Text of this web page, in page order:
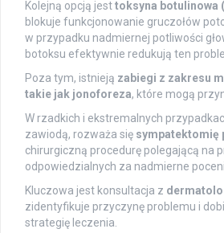
Kolejną opcją jesttoksyna botulinowa
blokuje funkcjonowanie gruczołów
w przypadku nadmiernej potliwości
botoksu efektywnie redukują ten
Poza tym, istnieją zabiegi z zakresu
takie jak jonoforeza, które mogą
W rzadkich i ekstremalnych
zawiodą, rozważa się sympatektomię
chirurgiczną procedurę polegającą na
odpowiedzialnych za nadmierne
Kluczowa jest konsultacja z
zidentyfikuje przyczynę problemu i
strategię leczenia.